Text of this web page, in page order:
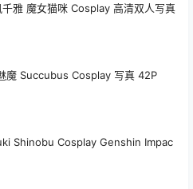
雅 魔女猫咪 Cosplay 高清双人写真
魔 Succubus Cosplay 写真 42P
Shinobu Cosplay Genshin Impac